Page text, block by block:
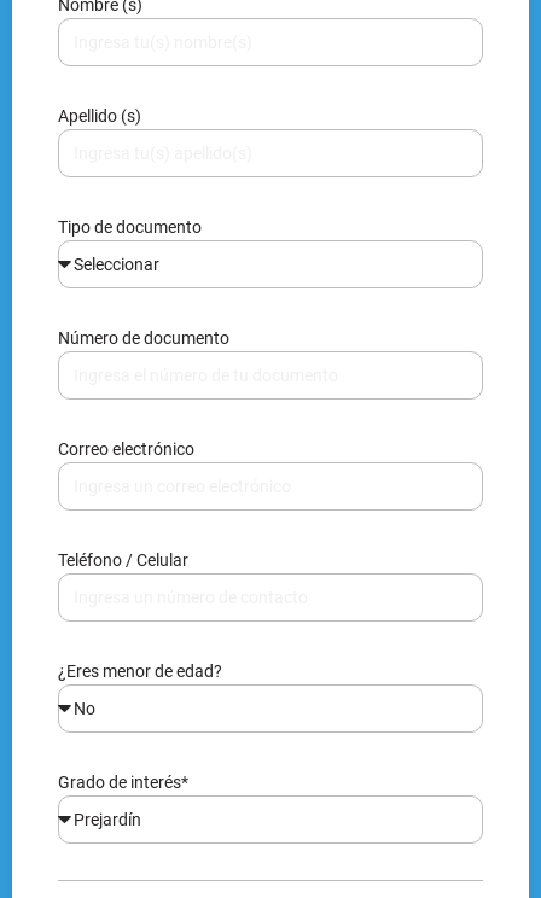
Nombre (s)
Apellido (s)
Tipo de documento
Número de documento
Correo electrónico
Teléfono / Celular
¿Eres menor de edad?
Grado de interés*